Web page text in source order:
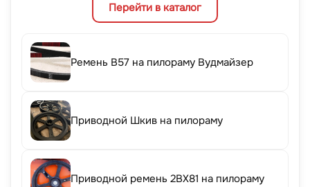
Перейти в каталог
Ремень B57 на пилораму Вудмайзер
Приводной Шкив на пилораму
Приводной ремень 2BX81 на пилораму